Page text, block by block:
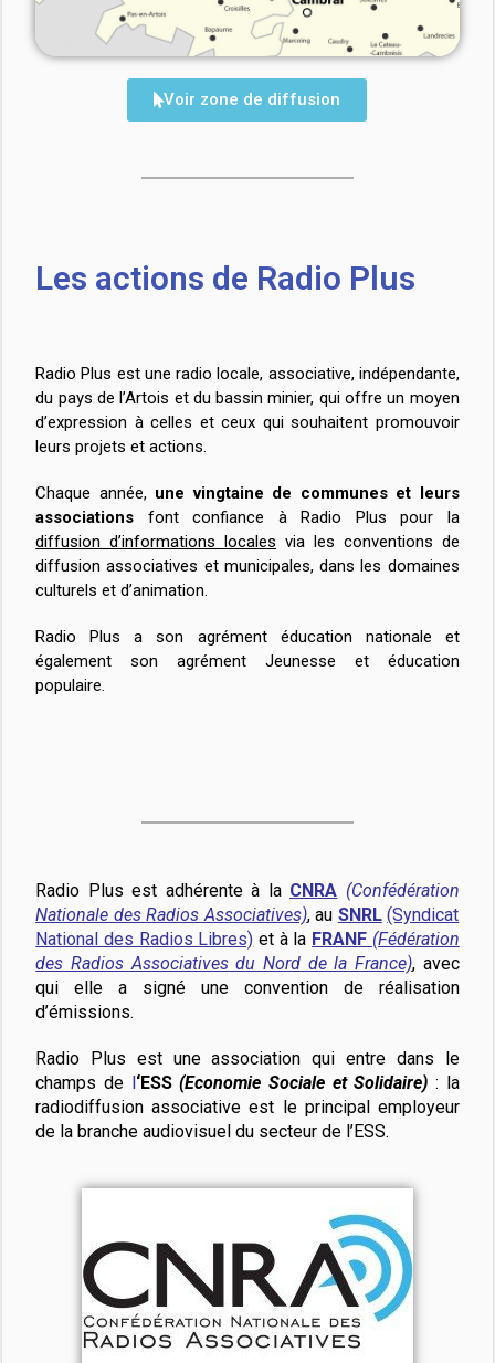
Voir zone de diffusion
Les actions de Radio Plus
Radio Plus est une radio locale, associative, indépendante,
du pays de l’Artois et du bassin minier, qui offre un moyen
d’expression à celles et ceux qui souhaitent promouvoir
leurs projets et actions.
Chaque année, une vingtaine de communes et leurs
associations font confiance à Radio Plus pour la
diffusion d’informations locales via les conventions de
diffusion associatives et municipales, dans les domaines
culturels et d’animation.
Radio Plus a son agrément éducation nationale et
également son agrément Jeunesse et éducation
populaire.
Radio Plus est adhérente à la CNRA (Confédération
Nationale des Radios Associatives), au SNRL (Syndicat
National des Radios Libres) et à la FRANF (Fédération
des Radios Associatives du Nord de la France), avec
qui elle a signé une convention de réalisation
d’émissions.
Radio Plus est une association qui entre dans le
champs de
‘ESS(Economie Sociale et Solidaire) : la
radiodiffusion associative est le principal employeur
de la branche audiovisuel du secteur de l’ESS.